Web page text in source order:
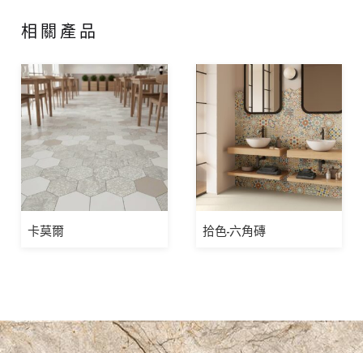
相關產品
卡莫爾 拾色-六角磚